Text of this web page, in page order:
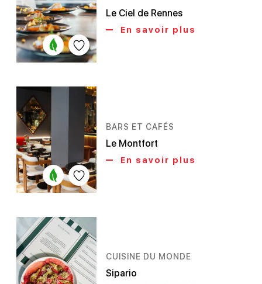
Le Ciel de Rennes
En savoir plus
BARS ET CAFÉS
Le Montfort
En savoir plus
CUISINE DU MONDE
Sipario